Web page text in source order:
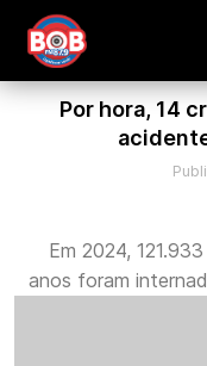
Por hora, 14
Em 2024,
anos foram